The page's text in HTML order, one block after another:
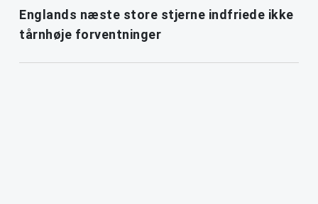
Englands næste store stjerne indfriede ikke
tårnhøje forventninger